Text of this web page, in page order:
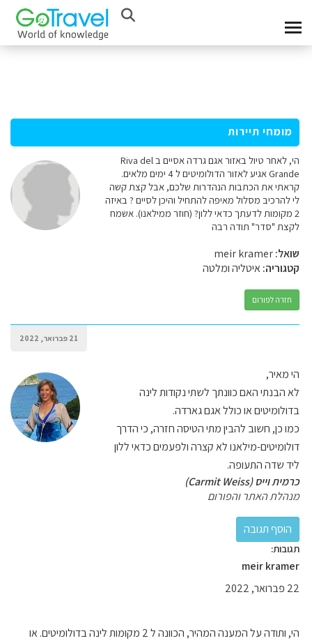
מומחי תיירות
הי, לאחר טיול באזור אגם גרדה אסיים ב Riva del
Grande אגיע לאזור הדולומיטים ל 4 ימים מלאים.
קראתי את הכתבות הנהדרות שלכם, אבל קצת קשה
לי להרכיב מסלול מאיפה להתחיל והיכן לסיים ? באיזה
2 מקומות לדעתך כדאי ללון? (חוזר ממילאנו). אשמח
לקצת "סדר" תודה רבה
שואל:
קטגוריה:איטליה ומלטה
חזרה לפורום
21 פברואר, 2022
הי מאיר,
לא הבנתי האם כוונתך לשתי נקודות לינה
בדולומיטים או כולל אגם גארדה.
כמו כן, חשוב להבין מתי הטיסה חזרה, כי הדרך
דולומיטים-מילאנו לא קצרה ולפעמים כדאי ללון
ליד שדה התעופה.
כרמית וייס (Carmit Weiss)
מנהלת האתר והפורום
תגובות:
meir kramer
22 פברואר, 2022
הי, ותודה על המענה המהיר, הכוונה ל 2 מקומות לינה בדולומיטים. או